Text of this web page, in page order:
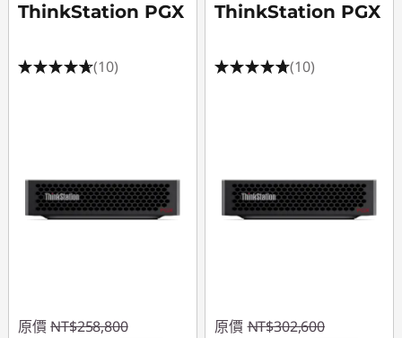
ThinkStation PGX
(10)
原價 NT$258,800
ThinkStation PGX
(10)
原價 NT$302,600